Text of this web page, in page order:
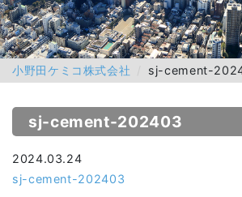
小野田ケミコ株式会社 sj-cement-
sj-cement-202403
2024.03.24
sj-cement-202403